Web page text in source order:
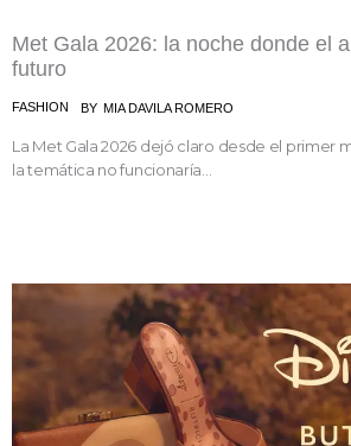
Met Gala 2026: la noche donde el
futuro
FASHION BY MIA DAVILA ROMERO
La Met Gala 2026 dejó claro desde el primer
la temática no funcionaría...